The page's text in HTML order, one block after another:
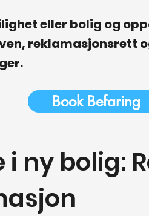
eller bolig og
reklamasjonsrett
Book Befaring
i ny bolig: